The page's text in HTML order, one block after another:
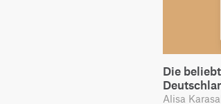
Die
Alisa